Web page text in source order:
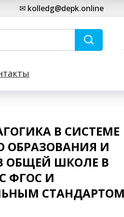
✉ kolledg@depk.online
В СИСТЕМЕ
ОБРАЗОВАНИЯ И
ОБЩЕЙ ШКОЛЕ В
ФГОС И
СТАНДАРТОМ